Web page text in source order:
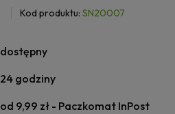
Kod produktu: SN20007
dostępny
24 godziny
od 9,99 zł - Paczkomat InPost